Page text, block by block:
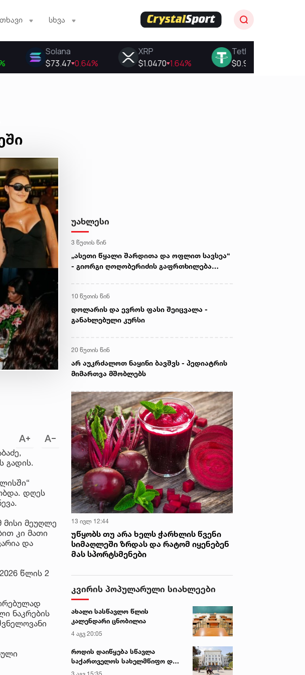
სხვა
გადის.
დღეს
მისი მეუღლე
კი მათი
და
წლის 2
ნაკრების
უახლესი
3 წუთის წინ
„ასეთი წყალი შარდითა და ოფლით სავსეა“
- გიორგი ღოღობერიძის გაფრთხილება
10 წუთის წინ
დოლარის და ევროს ფასი შეიცვალა -
განახლებული კურსი
20 წუთის წინ
არ აუკრძალოთ ნაყინი ბავშვს - პედიატრის
მიმართვა მშობლებს
13 ივლ 12:44
უწყობს თუ არა ხელს ჭარხლის წვენი
სიმაღლეში ზრდას და რატომ იყენებენ
მას სპორტსმენები
კვირის პოპულარული სიახლეები
ახალი სასწავლო წლის
კალენდარი ცნობილია
4 აგვ 20:05
როდის დაიწყება სწავლა
საქართველოს სახელმწიფო და
კერძო უნივერსიტეტებში